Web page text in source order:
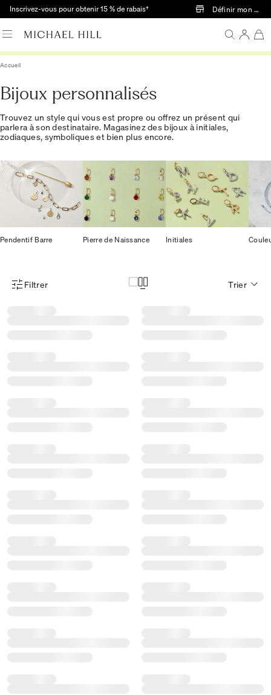
Passer au contenu principal
Inscrivez-vous pour obtenir 15 % de rabais† Définir mon
Accueil
Bijoux personnalisés
Trouvez un style qui vous est propre ou offrez un présent qui
parlera à son destinataire. Magasinez des bijoux à initiales,
zodiaques, symboliques et bien plus encore.
Pendentif Barre Pierre de Naissance Initiales
Menu des filtres d'articles
Filtrer Trier